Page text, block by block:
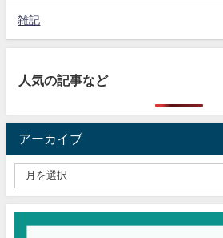
雑記
人気の記事など
アーカイブ